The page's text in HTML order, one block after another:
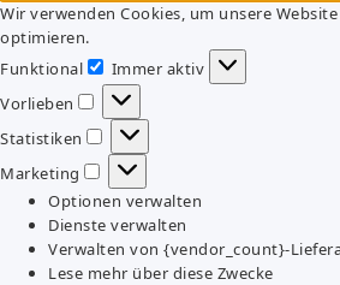
Wir verwenden Cookies, um unsere
optimieren.
Funktional
Funktional
Immer aktiv
Vorlieben
Vorlieben
Statistiken
Statistiken
Marketing
Marketing
Optionen verwalten
Dienste verwalten
Verwalten von {vendor_count}-
Lese mehr über diese Zwecke